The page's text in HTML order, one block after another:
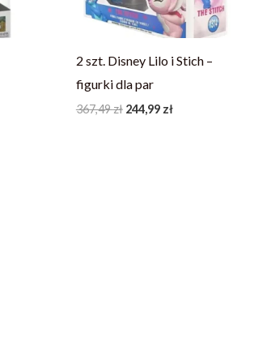
2 szt. Disney Lilo i Stich –
figurki dla par
367,49zł 244,99 zł